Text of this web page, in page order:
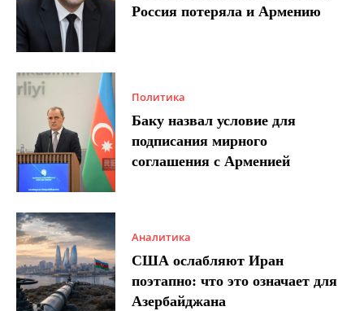
Россия потеряла и Армению
Политика
Баку назвал условие для
подписания мирного
соглашения с Арменией
Аналитика
США ослабляют Иран
поэтапно: что это означает для
Азербайджана